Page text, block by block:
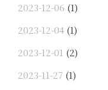
2023-12-06 (1)
2023-12-04 (1)
2023-12-01 (2)
2023-11-27 (1)